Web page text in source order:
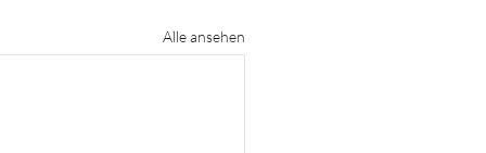
Alle ansehen